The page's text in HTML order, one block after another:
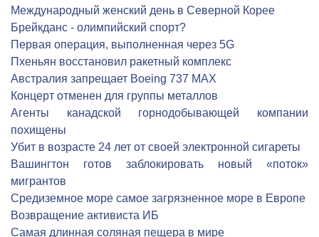
Международный женский день в Северной Корее
Брейкданс - олимпийский спорт?
Первая операция, выполненная через 5G
Пхеньян восстановил ракетный комплекс
Австралия запрещает Boeing 737 MAX
Концерт отменен для группы металлов
Агенты канадской горнодобывающей компании
похищены
Убит в возрасте 24 лет от своей электронной сигареты
Вашингтон готов заблокировать новый «поток»
мигрантов
Средиземное море самое загрязненное море в Европе
Возвращение активиста ИБ
Самая длинная соляная пещера в мире